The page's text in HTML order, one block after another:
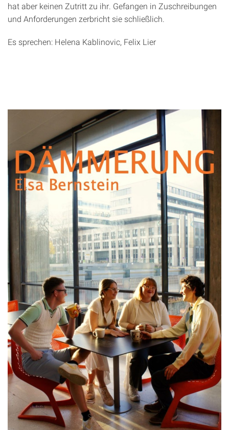
hat aber keinen Zutritt zu ihr. Gefangen in Zuschreibungen
und Anforderungen zerbricht sie schließlich.
Es sprechen: Helena Kablinovic, Felix Lier